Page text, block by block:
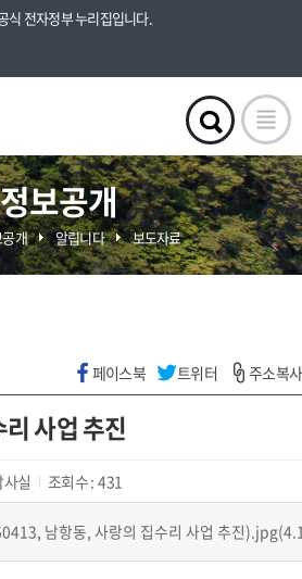
식 전자정부 누리집입니다.
정보공개
개 알립니다 보도자료
페이스북 트위터 주소복사
사업 추진
실 조회수 : 431
남항동, 사랑의 집수리 사업 추진